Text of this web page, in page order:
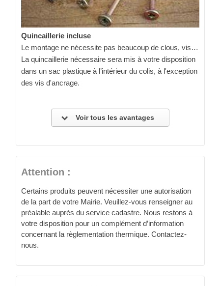
Quincaillerie incluse
Le montage ne nécessite pas beaucoup de clous, vis…
La quincaillerie nécessaire sera mis à votre disposition
dans un sac plastique à l’intérieur du colis, à l'exception
des vis d'ancrage.
Voir tous les avantages
Attention :
Certains produits peuvent nécessiter une autorisation
de la part de votre Mairie. Veuillez-vous renseigner au
préalable auprès du service cadastre. Nous restons à
votre disposition pour un complément d’information
concernant la règlementation thermique. Contactez-
nous.